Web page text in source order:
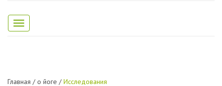
Toggle
navigation
Главная /о йоге /Исследования